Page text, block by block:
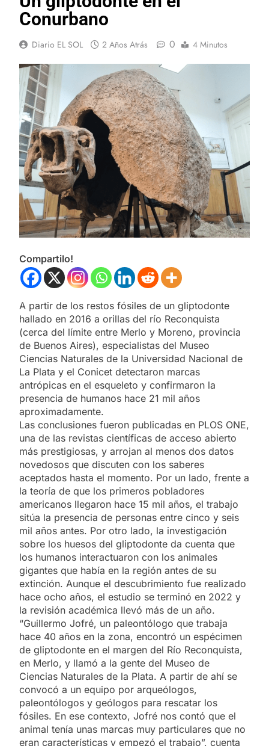
Conurbano
Diario EL SOL 2 Años Atrás 0 4 Minutos
Compartilo!
A partir de los restos fósiles de un gliptodonte
hallado en 2016 a orillas del río Reconquista
(cerca del límite entre Merlo y Moreno, provincia
de Buenos Aires), especialistas del Museo
Ciencias Naturales de la Universidad Nacional de
La Plata y el Conicet detectaron marcas
antrópicas en el esqueleto y confirmaron la
presencia de humanos hace 21 mil años
aproximadamente.
Las conclusiones fueron publicadas en PLOS ONE,
una de las revistas científicas de acceso abierto
más prestigiosas, y arrojan al menos dos datos
novedosos que discuten con los saberes
aceptados hasta el momento. Por un lado, frente a
la teoría de que los primeros pobladores
americanos llegaron hace 15 mil años, el trabajo
sitúa la presencia de personas entre cinco y seis
mil años antes. Por otro lado, la investigación
sobre los huesos del gliptodonte da cuenta que
los humanos interactuaron con los animales
gigantes que había en la región antes de su
extinción. Aunque el descubrimiento fue realizado
hace ocho años, el estudio se terminó en 2022 y
la revisión académica llevó más de un año.
“Guillermo Jofré, un paleontólogo que trabaja
hace 40 años en la zona, encontró un espécimen
de gliptodonte en el margen del Río Reconquista,
en Merlo, y llamó a la gente del Museo de
Ciencias Naturales de la Plata. A partir de ahí se
convocó a un equipo por arqueólogos,
paleontólogos y geólogos para rescatar los
fósiles. En ese contexto, Jofré nos contó que el
animal tenía unas marcas muy particulares que no
eran características y empezó el trabajo”, cuenta